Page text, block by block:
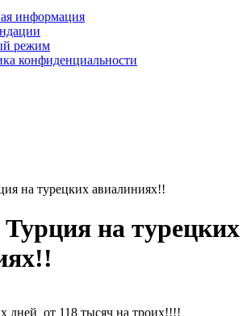
информация
режим
конфиденциальности
на турецких авиалиниях!!
на турецких
дней от 118 тысяч на троих!!!!